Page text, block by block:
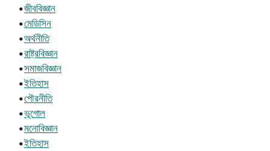
•জীববিজ্ঞান
•মেডিসিন
•অর্থনীতি
•রাষ্ট্রবিজ্ঞান
•সমাজবিজ্ঞান
•ইতিহাস
•পৌরনীতি
•ভূগোল
•মনোবিজ্ঞান
•ইতিহাস